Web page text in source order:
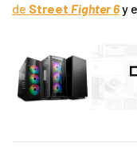
de Street Fighter 6y